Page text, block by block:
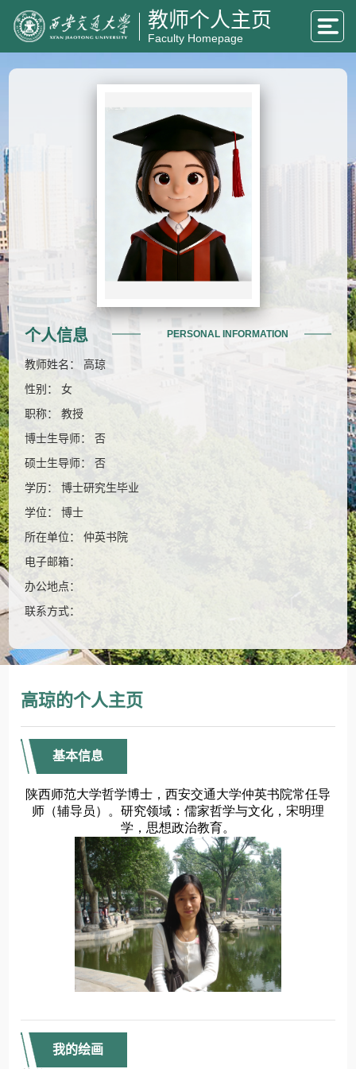
教师个人主页
Faculty Homepage
个人信息 PERSONAL INFORMATION
教师姓名： 高琼
性别： 女
职称： 教授
博士生导师： 否
硕士生导师： 否
学历： 博士研究生毕业
学位： 博士
所在单位： 仲英书院
电子邮箱：
办公地点：
联系方式：
高琼的个人主页
基本信息
我的绘画